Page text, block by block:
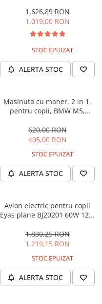
music player, albastru
1.626,89 RON
1.019,00 RON
STOC EPUIZAT
ALERTA STOC
Masinuta cu maner, 2 in 1,
pentru copii, BMW M5,
620,00 RON
405,00 RON
STOC EPUIZAT
ALERTA STOC
Avion electric pentru copii
Eyas plane BJ20201 60W 12V,
1.830,25 RON
1.219,15 RON
STOC EPUIZAT
ALERTA STOC